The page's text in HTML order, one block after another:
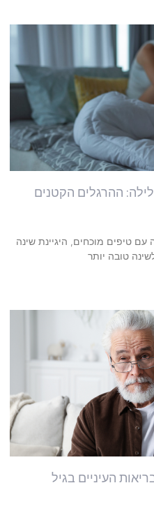
ההרגלים הקטנים
טיפים מוכחים, היגיינת שינה
טובה יותר
העיניים בגיל